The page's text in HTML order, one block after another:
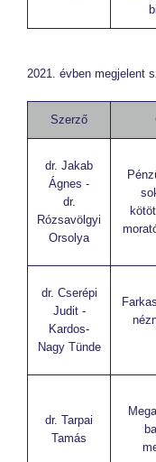
2021. évben megjelent
Szerző
dr. Jakab
Ágnes -
dr.
Rózsavölgyi
Orsolya
dr. Cserépi
Judit -
Kardos-
Nagy Tünde
dr. Tarpai
Tamás